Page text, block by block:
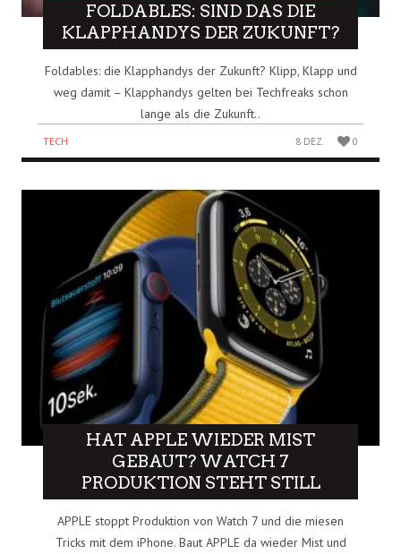
FOLDABLES: SIND DAS DIE
KLAPPHANDYS DER ZUKUNFT?
Foldables: die Klapphandys der Zukunft? Klipp, Klapp und
weg damit – Klapphandys gelten bei Techfreaks schon
lange als die Zukunft..
TECH 8 DEZ. 0
HAT APPLE WIEDER MIST
GEBAUT? WATCH 7
PRODUKTION STEHT STILL
APPLE stoppt Produktion von Watch 7 und die miesen
Tricks mit dem iPhone. Baut APPLE da wieder Mist und